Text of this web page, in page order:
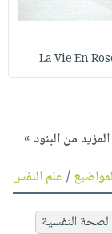
La Vie En
المزيد من البنود »
/علم النفس
الصحة النفسية